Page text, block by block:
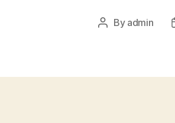
Post
By admin